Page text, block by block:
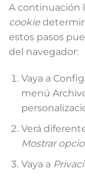
A continuación
cookie
estos pasos
del navegador:
Vaya a
menú
Verá
Mostrar
Vaya a